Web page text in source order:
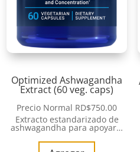
Optimized Ashwagandha
Extract (60 veg. caps)
Precio Normal RD$750.00
Extracto estandarizado de
ashwagandha para apoyar…